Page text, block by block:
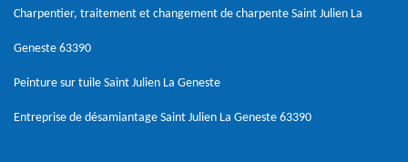
Charpentier, traitement et changement de charpente Saint Julien La
Geneste 63390
Peinture sur tuile Saint Julien La Geneste
Entreprise de désamiantage Saint Julien La Geneste 63390